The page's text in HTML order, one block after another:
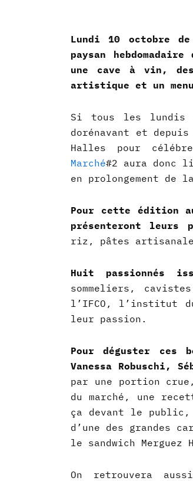
Lundi 10 octobre
paysan
une cave à vin,
artistique et un
Si tous les lundis
dorénavant et
Halles pour
Marché#2 aura donc
en prolongement de
Pour cette édition
présenteront leurs
riz, pâtes
Huit passionnés
sommeliers,
l’IFCO, l’institut
leur passion.
Pour déguster ces
Vanessa Robuschi,
par une portion
du marché, une
ça devant le
d’une des grandes
le sandwich Merguez
On retrouvera